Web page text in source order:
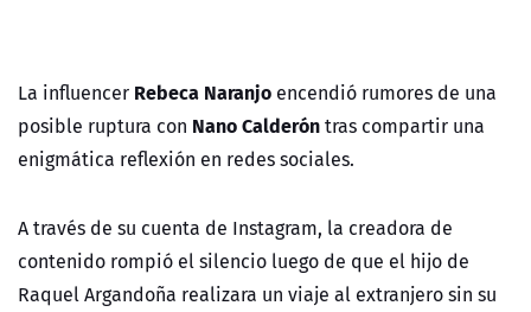
La influencer Rebeca Naranjo encendió rumores de una
posible ruptura con Nano Calderóntras compartir una
enigmática reflexión en redes sociales.
A través de su cuenta de Instagram, la creadora de
contenido rompió el silencio luego de que el hijo de
Raquel Argandoña realizara un viaje al extranjero sin su